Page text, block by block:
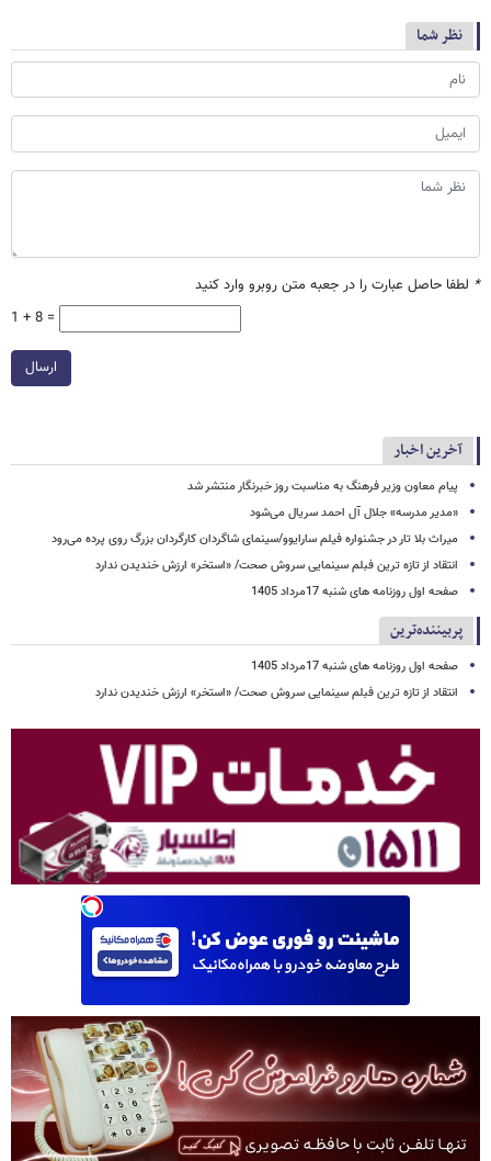
نظر شما
* لطفا حاصل عبارت را در جعبه متن روبرو وارد کنید
1 + 8 =
ارسال
آخرین اخبار
پیام معاون وزیر فرهنگ به مناسبت روز خبرنگار منتشر شد
«مدیر مدرسه» جلال آل احمد سریال می‌شود
میراث بلا تار در جشنواره فیلم سارایوو/سینمای شاگردان کارگردان بزرگ روی پرده می‌رود
انتقاد از تازه ترین فبلم سینمایی سروش صحت/ «استخر» ارزش خندیدن ندارد
صفحه اول روزنامه های شنبه 17مرداد 1405
پربیننده‌ترین
صفحه اول روزنامه های شنبه 17مرداد 1405
انتقاد از تازه ترین فبلم سینمایی سروش صحت/ «استخر» ارزش خندیدن ندارد